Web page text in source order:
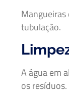
tubulação.
A água em
os resíduos.